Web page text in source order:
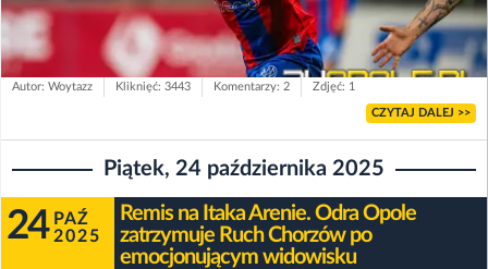
Autor: Woytazz Kliknięć: 3443 Komentarzy: 2 Zdjęć: 1
CZYTAJ DALEJ >>
Piątek, 24 października 2025
24 PAŹ
2025
Remis na Itaka Arenie. Odra Opole
zatrzymuje Ruch Chorzów po
emocjonującym widowisku